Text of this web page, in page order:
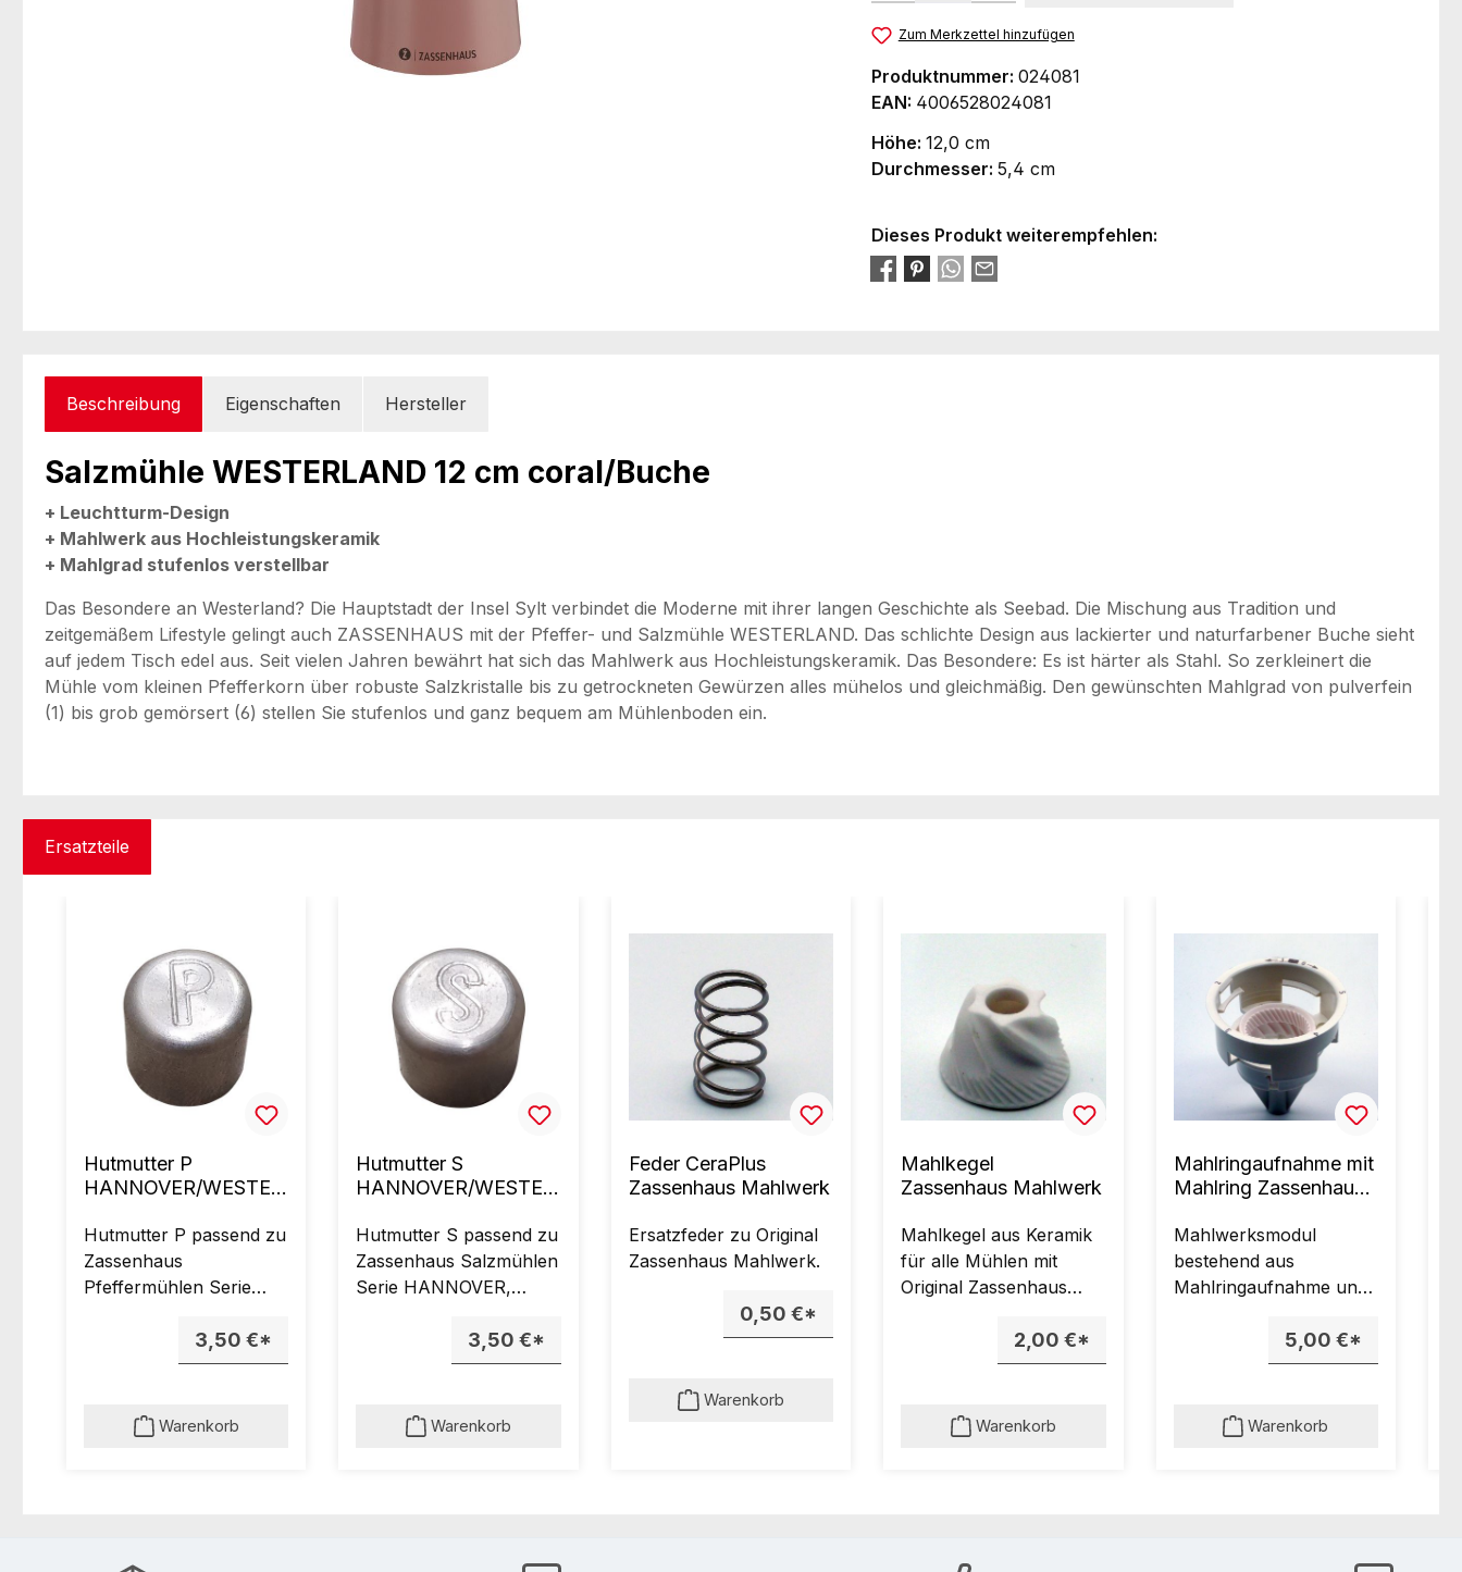
Zum Merkzettel hinzufügen
Produktnummer: 024081
EAN: 4006528024081
Höhe: 12,0 cm
Durchmesser: 5,4 cm
Dieses Produkt weiterempfehlen:
Beschreibung Eigenschaften Hersteller
Salzmühle WESTERLAND 12 cm coral/Buche
+ Leuchtturm-Design
+ Mahlwerk aus Hochleistungskeramik
+ Mahlgrad stufenlos verstellbar
Das Besondere an Westerland? Die Hauptstadt der Insel Sylt verbindet die Moderne mit ihrer langen Geschichte als Seebad. Die Mischung aus Tradition und
zeitgemäßem Lifestyle gelingt auch ZASSENHAUS mit der Pfeffer- und Salzmühle WESTERLAND. Das schlichte Design aus lackierter und naturfarbener Buche sieht
auf jedem Tisch edel aus. Seit vielen Jahren bewährt hat sich das Mahlwerk aus Hochleistungskeramik. Das Besondere: Es ist härter als Stahl. So zerkleinert die
Mühle vom kleinen Pfefferkorn über robuste Salzkristalle bis zu getrockneten Gewürzen alles mühelos und gleichmäßig. Den gewünschten Mahlgrad von pulverfein
(1) bis grob gemörsert (6) stellen Sie stufenlos und ganz bequem am Mühlenboden ein.
Ersatzteile
Hutmutter P
HANNOVER/WESTER
Hutmutter P passend zu
Zassenhaus
Pfeffermühlen Serie
WESTERLAND, KIEL.
3,50 €*
Warenkorb
Hutmutter S
HANNOVER/WESTER
Hutmutter S passend zu
Zassenhaus Salzmühlen
Serie HANNOVER,
3,50 €*
Warenkorb
Feder CeraPlus
Zassenhaus Mahlwerk
Ersatzfeder zu Original
Zassenhaus Mahlwerk.
0,50 €*
Warenkorb
Mahlkegel
Zassenhaus Mahlwerk
Mahlkegel aus Keramik
für alle Mühlen mit
Original Zassenhaus
2,00 €*
Warenkorb
Mahlringaufnahme mit
Mahlring Zassenhaus
Mahlwerksmodul
bestehend aus
Mahlringaufnahme und
alle Mühlen mit Original
Zassenhaus Mahlwerk
Mitnehmer für
Mahlkegel und
5,00 €*
Warenkorb